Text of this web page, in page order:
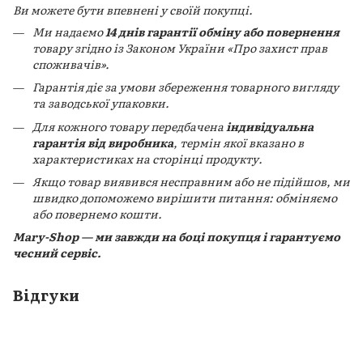
Ви можете бути впевнені у своїй покупці.
Ми надаємо14 днів гарантії обміну або повернення
товару згідно із Законом України «Про захист прав
споживачів».
Гарантія діє за умови збереження товарного вигляду
та заводської упаковки.
Для кожного товару передбачена індивідуальна
гарантія від виробника, термін якої вказано в
характеристиках на сторінці продукту.
Якщо товар виявився несправним або не підійшов, ми
швидко допоможемо вирішити питання: обміняємо
або повернемо кошти.
Mary-Shop — ми завжди на боці покупця і гарантуємо
чесний сервіс.
Відгуки